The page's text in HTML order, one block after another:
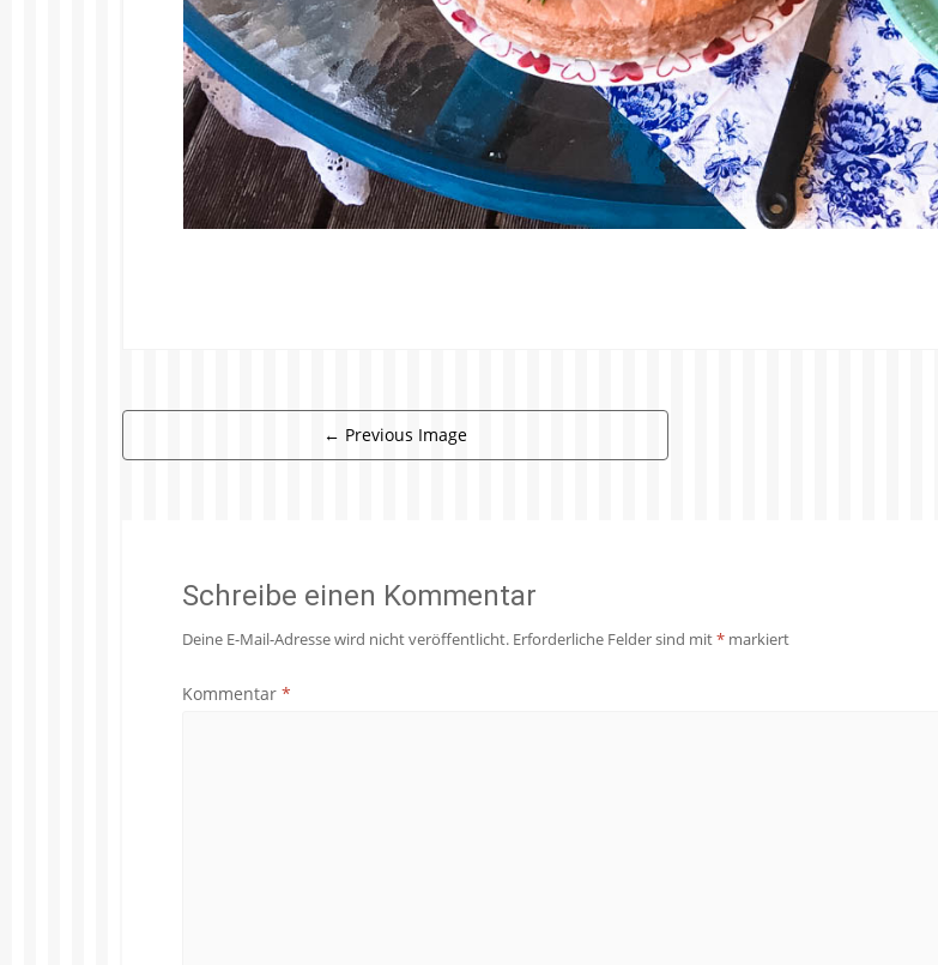
← Previous Image
Schreibe einen Kommentar
Deine E-Mail-Adresse wird nicht veröffentlicht. Erforderliche Felder sind mit* markiert
Kommentar *